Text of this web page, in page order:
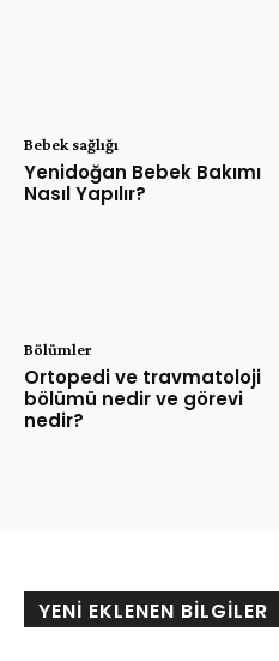
Bebek sağlığı
Yenidoğan Bebek Bakımı
Nasıl Yapılır?
Bölümler
Ortopedi ve travmatoloji
bölümü nedir ve görevi
nedir?
YENI EKLENEN BILGILER